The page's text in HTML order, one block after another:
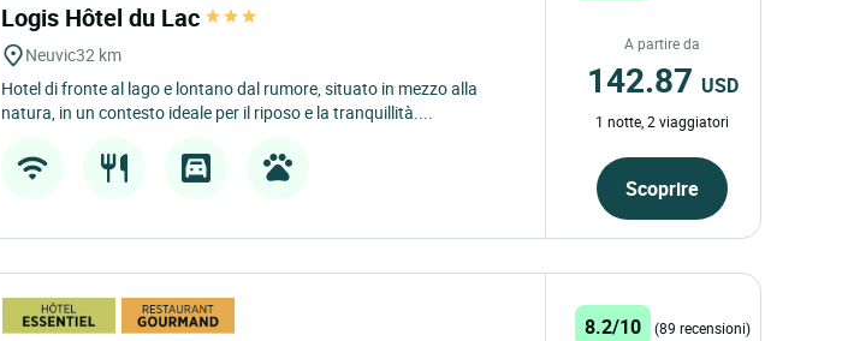
Logis Hôtel du Lac
Neuvic32 km
Hotel di fronte al lago e lontano dal rumore, situato in mezzo alla
natura, in un contesto ideale per il riposo e la tranquillità....
A partire da
142.87 USD
1 notte, 2 viaggiatori
Scoprire
8.2/10 (89 recensioni)